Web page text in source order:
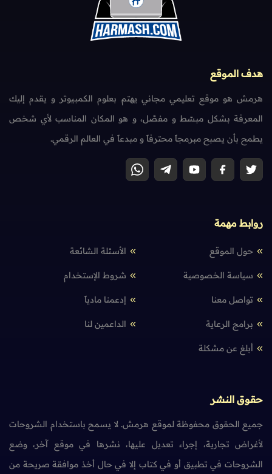
هدف الموقع
هرمش هو موقع تعليمي مجاني يهتم بعلوم الكمبيوتر و يقدم إليك
المعرفة بشكل مبسّط و مفصّل، و هو المكان المناسب لأي شخص
يطمح بأن يصبح مبرمجاً محترفاً و مبدعاً في العالم الرقمي.
روابط مهمة
حول الموقع الأسئلة الشائعة
سياسة الخصوصية شروط الإستخدام
تواصل معنا إدعمنا مادياً
برامج الرعاية الداعمين لنا
أبلغ عن مشكلة
حقوق النشر
جميع الحقوق محفوظة لموقع هرمش. لا يسمح باستخدام الشروحات
لأغراض تجارية، إجراء تعديل عليها، نشرها في موقع آخر، وضع
الشروحات في تطبيق أو في كتاب إلا في حال أخذ موافقة صريحة من